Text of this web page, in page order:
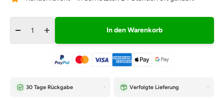
In den Warenkorb
30 Tage Rückgabe Verfolgte Lieferung